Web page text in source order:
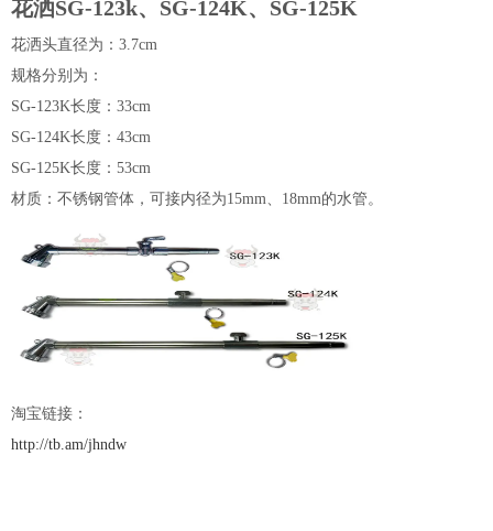
花洒SG-123k、 SG-124K、 SG-125K
花洒头直径为：3.7cm
规格分别为：
SG-123K长度：33cm
SG-124K长度：43cm
SG-125K长度：53cm
材质：不锈钢管体，可接内径为15mm、18mm的水管。
淘宝链接：
http://tb.am/jhndw